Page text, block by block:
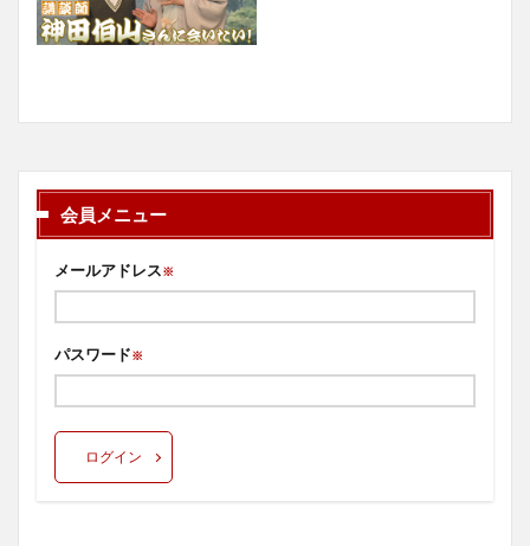
会員メニュー
メールアドレス※
パスワード※
ログイン